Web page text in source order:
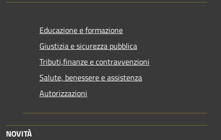
Educazione e formazione
Giustizia e sicurezza pubblica
Tributi,finanze e contravvenzioni
Salute, benessere e assistenza
Autorizzazioni
NOVITÀ